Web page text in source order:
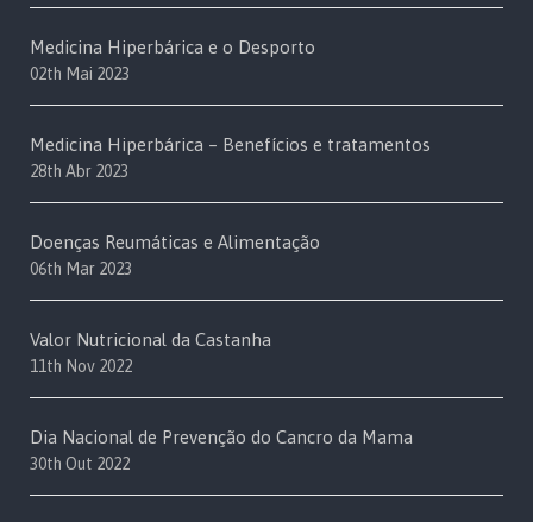
Medicina Hiperbárica e o Desporto
02th Mai 2023
Medicina Hiperbárica – Benefícios e tratamentos
28th Abr 2023
Doenças Reumáticas e Alimentação
06th Mar 2023
Valor Nutricional da Castanha
11th Nov 2022
Dia Nacional de Prevenção do Cancro da Mama
30th Out 2022